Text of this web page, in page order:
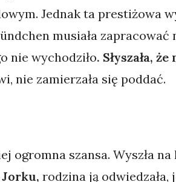
Jednak ta prestiżowa
musiała zapracować
nie wychodziło. Słyszała,
nie zamierzała się poddać.
ogromna szansa. Wyszła na
Jorku, rodzina ją odwiedzała,